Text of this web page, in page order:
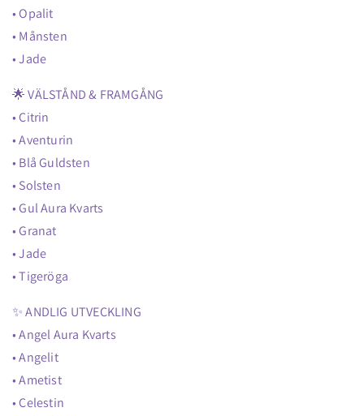
• Opalit
• Månsten
• Jade
🌟 VÄLSTÅND & FRAMGÅNG
• Citrin
• Aventurin
• Blå Guldsten
• Solsten
• Gul Aura Kvarts
• Granat
• Jade
• Tigeröga
✨ ANDLIG UTVECKLING
• Angel Aura Kvarts
• Angelit
• Ametist
• Celestin